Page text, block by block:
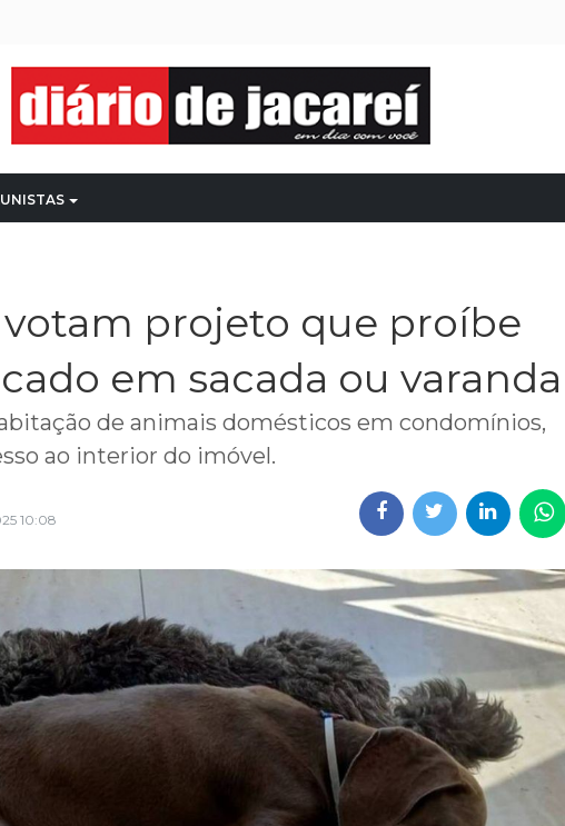
votam projeto que proíbe
em sacada ou varanda
de animais domésticos em condomínios,
ao interior do imóvel.
10:08